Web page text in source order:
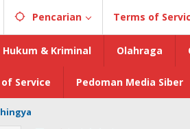
Pencarian Terms of
Hukum & Kriminal Olahraga
Service Pedoman Media Siber